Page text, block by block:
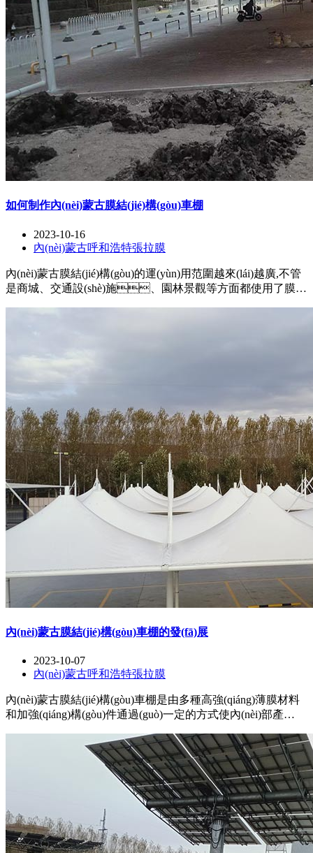
如何制作內(nèi)蒙古膜結(jié)構(gòu)車棚
2023-10-16
內(nèi)蒙古呼和浩特張拉膜
內(nèi)蒙古膜結(jié)構(gòu)的運(yùn)用范圍越來(lái)越廣,不管
是商城、交通設(shè)施、園林景觀等方面都使用了膜結
內(nèi)蒙古膜結(jié)構(gòu)車棚的發(fā)展
2023-10-07
內(nèi)蒙古呼和浩特張拉膜
內(nèi)蒙古膜結(jié)構(gòu)車棚是由多種高強(qiáng)薄膜材料
和加強(qiáng)構(gòu)件通過(guò)一定的方式使內(nèi)部產
蓋的結(jié)構(gòu),并且可以承受一定的負(fù)載作用的一種空
間結(jié)構(gòu)形式